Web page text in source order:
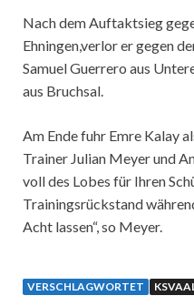
Nach dem Auftaktsieg
Ehningen,verlor er gegen
Samuel Guerrero aus
aus Bruchsal.
Am Ende fuhr Emre Kalay
Trainer Julian Meyer und
voll des Lobes für Ihren
Trainingsrückstand
Acht lassen“, so Meyer.
VERSCHLAGWORTET